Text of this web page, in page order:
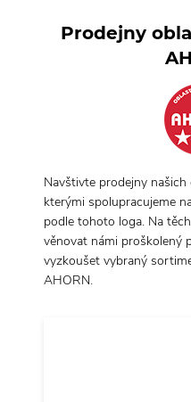
Prodejny
Navštivte prodejny
kterými spolupracujeme
podle tohoto loga. Na
věnovat námi proškolený
vyzkoušet vybraný
AHORN.